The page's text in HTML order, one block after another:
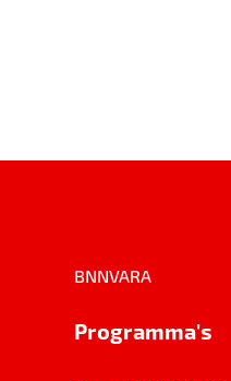
BNNVARA
Programma's